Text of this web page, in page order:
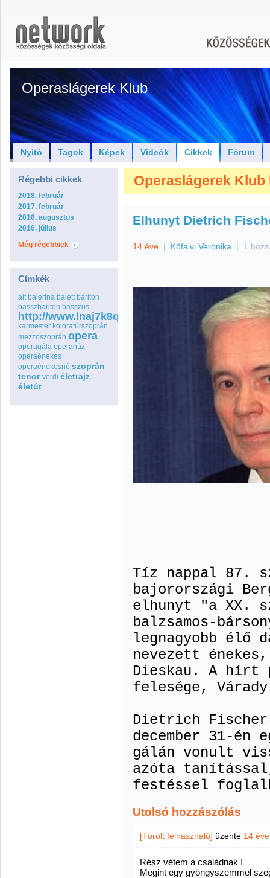
Operaslágerek Klub
Nyitó Tagok Képek Videók Cikkek Fórum
Régebbi cikkek
2018. február
2017. február
2016. augusztus
2016. július
Még régebbiek
Címkék
alt balerina balett bariton
basszbariton basszus
http://www.lnaj7k8qspfmo2wq8go.com
karmester koloratúrszoprán
mezzoszoprán opera
operagála operaház
operaénekes
operaénekesnő szoprán
tenor verdi életrajz
életút
Operaslágerek Klub
Elhunyt Dietrich
14 éve | Kőfalvi Veronika | 1
Tíz nappal 87.
bajorországi
elhunyt "a XX.
balzsamos-
legnagyobb élő
nevezett
Dieskau. A hírt
felesége,
Dietrich
december 31-
gálán vonult
azóta
festéssel
Utolsó hozzászólás
[Törölt felhasználó] üzente 14 éve
Rész vétem a családnak !
Megint egy gyöngyszemmel